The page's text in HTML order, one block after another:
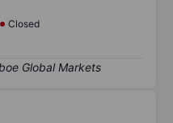
Closed